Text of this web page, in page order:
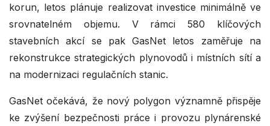
korun, letos plánuje realizovat investice minimálně ve
srovnatelném objemu. V rámci 580 klíčových
stavebních akcí se pak GasNet letos zaměřuje na
rekonstrukce strategických plynovodů i místních sítí a
na modernizaci regulačních stanic.
GasNet očekává, že nový polygon významně přispěje
ke zvýšení bezpečnosti práce i provozu plynárenské